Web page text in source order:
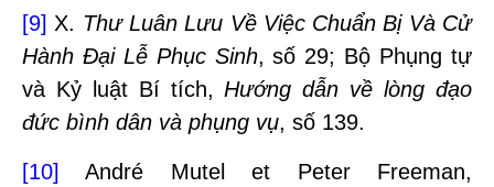
[9] X. Thư Luân Lưu Về Việc Chuẩn Bị Và Cử
Hành Đại Lễ Phục Sinh, số 29; Bộ Phụng tự
và Kỷ luật Bí tích,Hướng dẫn về lòng đạo
đức bình dân và phụng vụ, số 139.
[10] André Mutel et Peter Freeman,